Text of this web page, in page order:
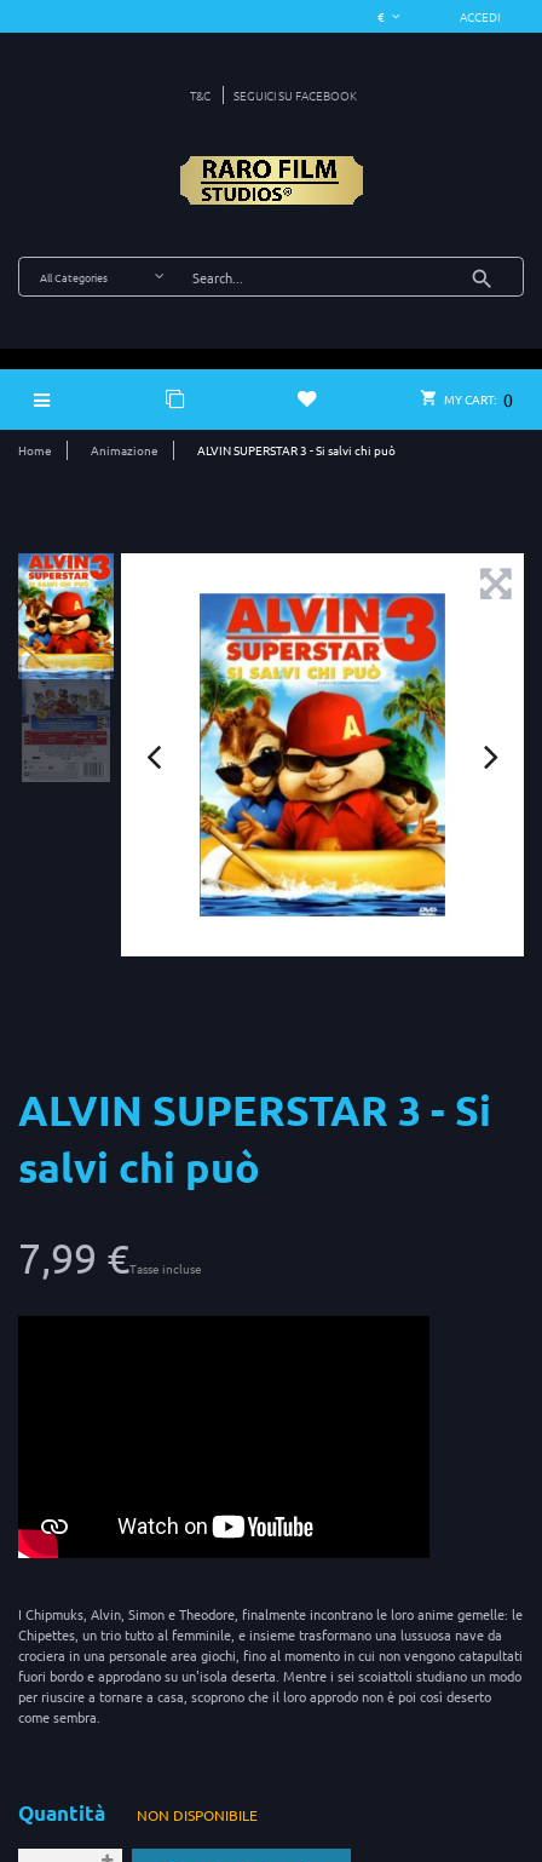
ACCEDI
T&C SEGUICI SU FACEBOOK
MY CART: 0
Home Animazione ALVIN SUPERSTAR 3 - Si salvi chi può
ALVIN SUPERSTAR 3 - Si
salvi chi può
7,99 €Tasse incluse
I Chipmuks, Alvin, Simon e Theodore, finalmente incontrano le loro anime gemelle: le
Chipettes, un trio tutto al femminile, e insieme trasformano una lussuosa nave da
crociera in una personale area giochi, fino al momento in cui non vengono catapultati
fuori bordo e approdano su un'isola deserta. Mentre i sei scoiattoli studiano un modo
per riuscire a tornare a casa, scoprono che il loro approdo non è poi così deserto
come sembra.
Quantità NON DISPONIBILE